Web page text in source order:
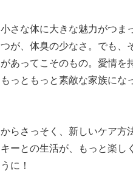
さな体に大きな魅力がつま
が、体臭の少なさ。でも、
あってこそのもの。愛情を
っともっと素敵な家族にな
らさっそく、新しいケア方
ーとの生活が、もっと楽し
に！